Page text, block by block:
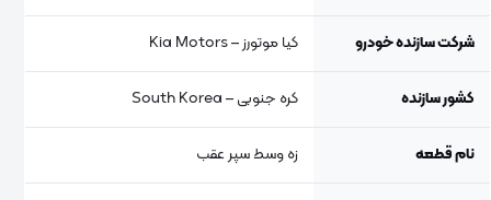
شرکت سازنده خودرو کیا موتورز – Kia Motors
کشور سازنده کره جنوبی – South Korea
نام قطعه زه وسط سپر عقب